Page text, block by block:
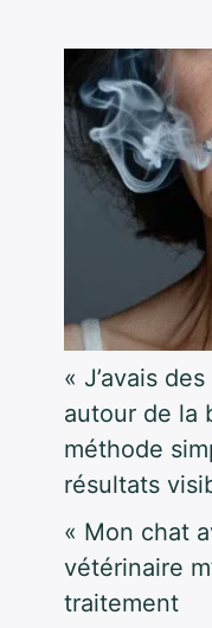
« J’avais
autour de la
méthode
résultats
« Mon chat
vétérinaire
traitement